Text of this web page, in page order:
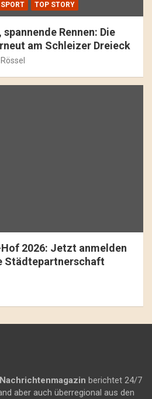
SPORT TOP STORY
Rennen: Die
am Schleizer Dreieck
2026: Jetzt anmelden
Städtepartnerschaft
berichtet 24/7
aber auch überregional aus den